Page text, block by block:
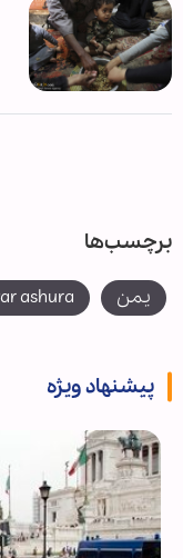
برچسب‌ها
یمن ashura
پیشنهاد ویژه